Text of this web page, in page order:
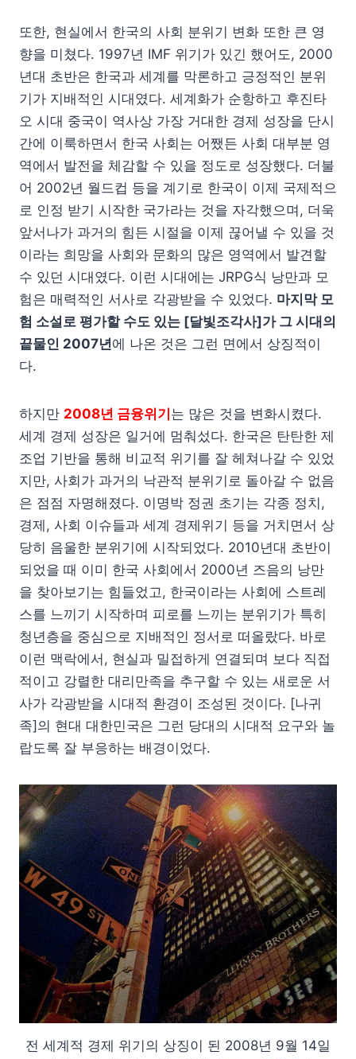
또한, 현실에서 한국의 사회 분위기 변화 또한 큰 영
향을 미쳤다. 1997년 IMF 위기가 있긴 했어도, 2000
년대 초반은 한국과 세계를 막론하고 긍정적인 분위
기가 지배적인 시대였다. 세계화가 순항하고 후진타
오 시대 중국이 역사상 가장 거대한 경제 성장을 단시
간에 이룩하면서 한국 사회는 어쨌든 사회 대부분 영
역에서 발전을 체감할 수 있을 정도로 성장했다. 더불
어 2002년 월드컵 등을 계기로 한국이 이제 국제적으
로 인정 받기 시작한 국가라는 것을 자각했으며, 더욱
앞서나가 과거의 힘든 시절을 이제 끊어낼 수 있을 것
이라는 희망을 사회와 문화의 많은 영역에서 발견할
수 있던 시대였다. 이런 시대에는 JRPG식 낭만과 모
험은 매력적인 서사로 각광받을 수 있었다. 마지막 모
험 소설로 평가할 수도 있는 [달빛조각사]가 그 시대의
끝물인 2007년에 나온 것은 그런 면에서 상징적이
다.
하지만 2008년 금융위기 는 많은 것을 변화시켰다.
세계 경제 성장은 일거에 멈춰섰다. 한국은 탄탄한 제
조업 기반을 통해 비교적 위기를 잘 헤쳐나갈 수 있었
지만, 사회가 과거의 낙관적 분위기로 돌아갈 수 없음
은 점점 자명해졌다. 이명박 정권 초기는 각종 정치,
경제, 사회 이슈들과 세계 경제위기 등을 거치면서 상
당히 음울한 분위기에 시작되었다. 2010년대 초반이
되었을 때 이미 한국 사회에서 2000년 즈음의 낭만
을 찾아보기는 힘들었고, 한국이라는 사회에 스트레
스를 느끼기 시작하며 피로를 느끼는 분위기가 특히
청년층을 중심으로 지배적인 정서로 떠올랐다. 바로
이런 맥락에서, 현실과 밀접하게 연결되며 보다 직접
적이고 강렬한 대리만족을 추구할 수 있는 새로운 서
사가 각광받을 시대적 환경이 조성된 것이다. [나귀
족]의 현대 대한민국은 그런 당대의 시대적 요구와 놀
랍도록 잘 부응하는 배경이었다.
전 세계적 경제 위기의 상징이 된 2008년 9월 14일